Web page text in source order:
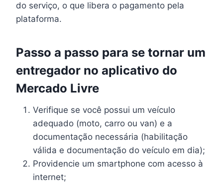
do serviço, o que libera o pagamento pela
plataforma.
Passo a passo para se tornar um
entregador no aplicativo do
Mercado Livre
Verifique se você possui um veículo
adequado (moto, carro ou van) e a
documentação necessária (habilitação
válida e documentação do veículo em dia);
Providencie um smartphone com acesso à
internet;